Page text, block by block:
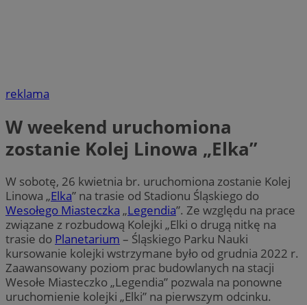
reklama
W weekend uruchomiona
zostanie Kolej Linowa „Elka”
W sobotę, 26 kwietnia br. uruchomiona zostanie Kolej
Linowa „Elka” na trasie od Stadionu Śląskiego do
Wesołego Miasteczka „Legendia”. Ze względu na prace
związane z rozbudową Kolejki „Elki o drugą nitkę na
trasie do Planetarium – Śląskiego Parku Nauki
kursowanie kolejki wstrzymane było od grudnia 2022 r.
Zaawansowany poziom prac budowlanych na stacji
Wesołe Miasteczko „Legendia” pozwala na ponowne
uruchomienie kolejki „Elki” na pierwszym odcinku.